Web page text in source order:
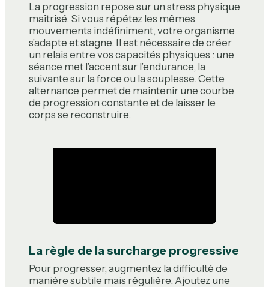
La progression repose sur un stress physique
maîtrisé. Si vous répétez les mêmes
mouvements indéfiniment, votre organisme
s’adapte et stagne. Il est nécessaire de créer
un relais entre vos capacités physiques : une
séance met l’accent sur l’endurance, la
suivante sur la force ou la souplesse. Cette
alternance permet de maintenir une courbe
de progression constante et de laisser le
corps se reconstruire.
La règle de la surcharge progressive
Pour progresser, augmentez la difficulté de
manière subtile mais régulière. Ajoutez une